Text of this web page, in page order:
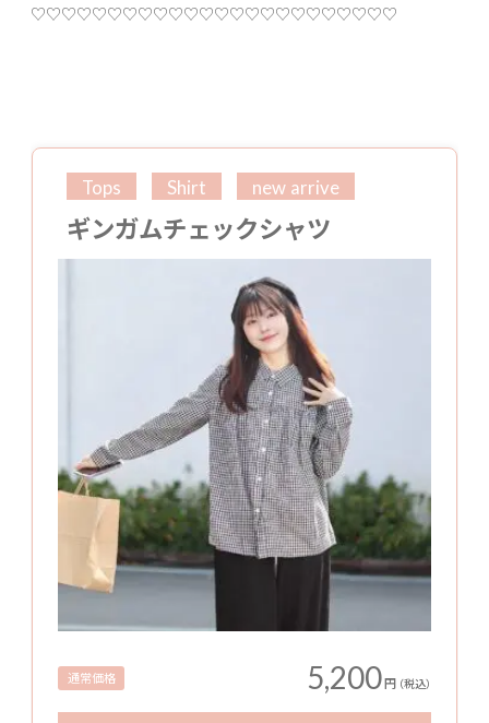
♡♡♡♡♡♡♡♡♡♡♡♡♡♡♡♡♡♡♡♡♡♡♡♡
Tops Shirt new arrive
ギンガムチェックシャツ
通常価格 5,200円 （税込）